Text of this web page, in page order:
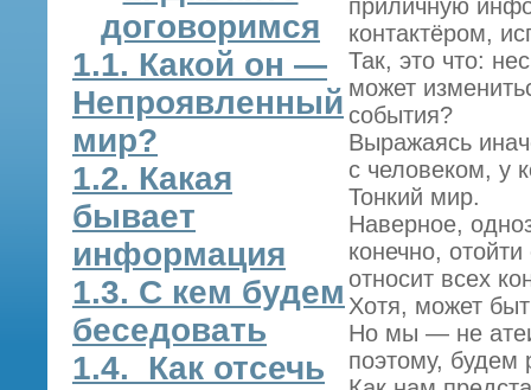
договоримся
1.1. Какой он —
Непроявленный
мир?
1.2. Какая
бывает
информация
1.3. С кем будем
беседовать
1.4. Как отсечь
приличную
контактёром,
Так, это что:
может
события?
Выражаясь
с человеком, у
Тонкий мир.
Наверное,
конечно,
относит всех
Хотя, может
Но мы — не
поэтому, будем